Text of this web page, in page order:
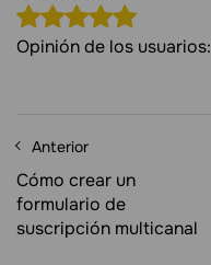
Opinión de los usuarios:
Anterior
Cómo crear un
formulario de
suscripción multicanal